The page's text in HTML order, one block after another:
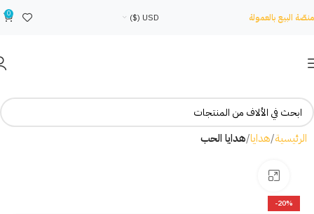
منصّة البيع بالعمولة USD ($)
0
الرئيسية هدايا هدايا الحب
-20%